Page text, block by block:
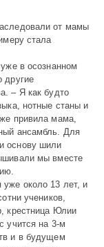
от мамы
стала
в осознанном
другие
– Я как будто
нотные станы и
привила мама,
ансамбль. Для
основу шили
мы вместе
уже около 13 лет, и
учеников,
крестница Юлии
учится на 3-м
и в будущем